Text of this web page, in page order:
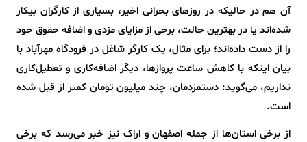
آن هم در حالیکه در روزهای بحرانی اخیر، بسیاری از کارگران بیکار
شده‌اند یا در بهترین حالت، برخی از مزایای مزدی و اضافه حقوق خود
را از دست داده‌اند؛ برای مثال، یک کارگر شاغل در فرودگاه مهرآباد با
بیان اینکه با کاهش ساعت پروازها، دیگر اضافه‌کاری و تعطیل‌کاری
نداریم، می‌گوید: دستمزدمان، چند میلیون تومان کمتر از قبل شده
است.
از برخی استان‌ها از جمله اصفهان و اراک نیز خبر می‌رسد که برخی